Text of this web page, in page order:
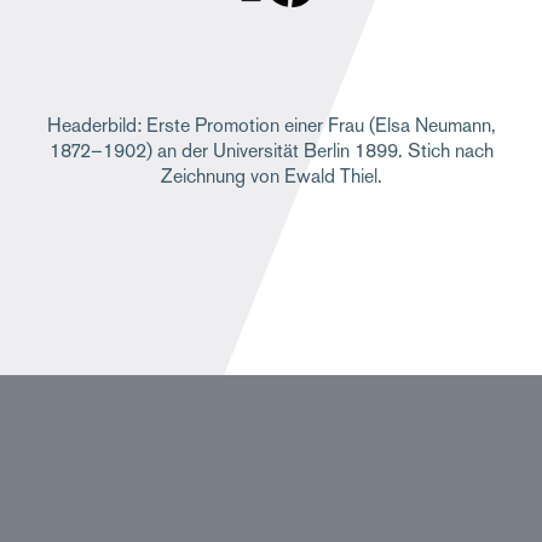
Headerbild: Erste Promotion einer Frau (Elsa Neumann,
1872–1902) an der Universität Berlin 1899. Stich nach
Zeichnung von Ewald Thiel.